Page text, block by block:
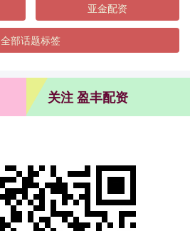
亚金配资
全部话题标签
关注 盈丰配资